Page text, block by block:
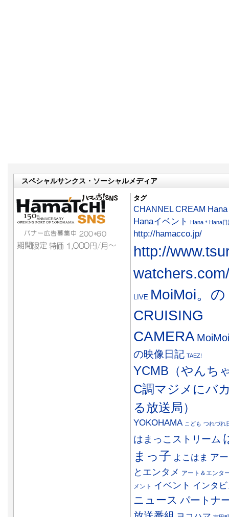
スペシャルサンクス・ソーシャルメディア
タグ
CHANNEL CREAM
Hanaイベント
Hana＊Hana日
http://hamacco.jp/
http://
watchers.com/
LIVE MoiMoi。の
CRUISING
CAMERA
の映像日記 TAEZ!
YCMB（やんち
C調マジメにバ
る放送局）
YOKOHAMA こども つれづれ
はまっこストリーム
まっ子 よこはま ア
とエンタメ アート＆エンタ
メント
イベント インタ
ニュース パートナ